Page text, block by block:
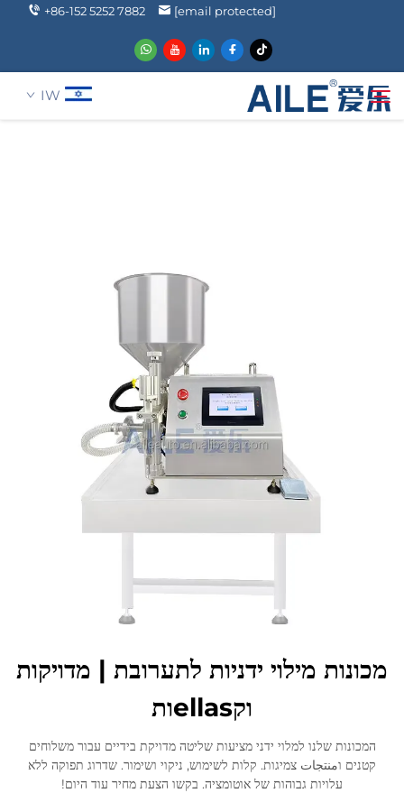
+86-152 5252 7882 [email protected]
IW
מכונות מילוי ידניות לתערובת | מדויקות
וקellasות
המכונות שלנו למלוי ידני מציעות שליטה מדויקת בידיים עבור משלוחים
קטנים וمنتجات צמיגות. קלות לשימוש, ניקוי ושימור. שדרוג תפוקה ללא
עלויות גבוהות של אוטומציה. בקשו הצעת מחיר עוד היום!